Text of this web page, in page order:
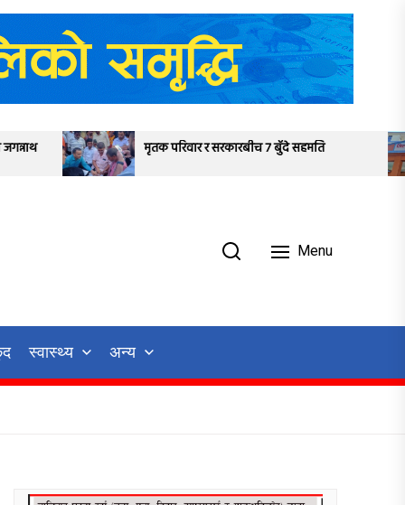
मृतक परिवार र सरकारबीच ७ बुँदे सहमति राजविराज
Menu
स्वास्थ्य अन्य